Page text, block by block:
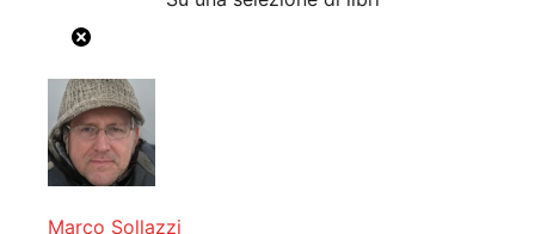
Marco Sollazzi